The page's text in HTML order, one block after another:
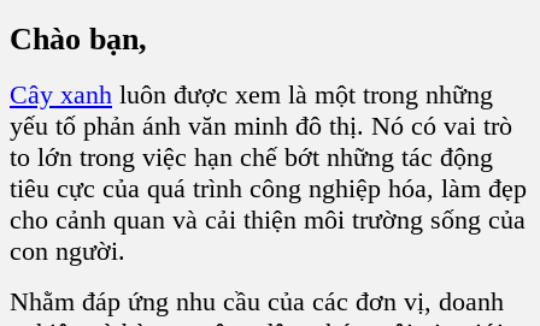
Chào bạn,
Cây xanh luôn được xem là một trong những
yếu tố phản ánh văn minh đô thị. Nó có vai trò
to lớn trong việc hạn chế bớt những tác động
tiêu cực của quá trình công nghiệp hóa, làm đẹp
cho cảnh quan và cải thiện môi trường sống của
con người.
Nhằm đáp ứng nhu cầu của các đơn vị, doanh